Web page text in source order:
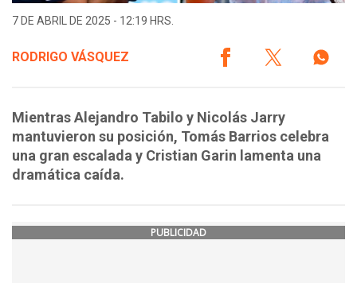
7 DE ABRIL DE 2025 - 12:19 HRS.
RODRIGO VÁSQUEZ
Mientras Alejandro Tabilo y Nicolás Jarry
mantuvieron su posición, Tomás Barrios celebra
una gran escalada y Cristian Garin lamenta una
dramática caída.
PUBLICIDAD